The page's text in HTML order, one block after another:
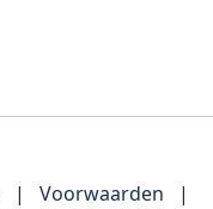
| Voorwaarden
|